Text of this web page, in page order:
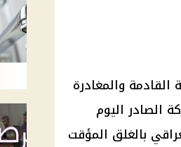
والمغادرة
الصادر اليوم
العراقي بالغلق المؤقت